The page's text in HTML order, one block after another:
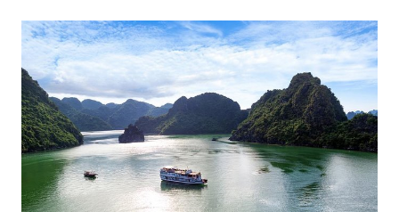
0
2
2
k
n